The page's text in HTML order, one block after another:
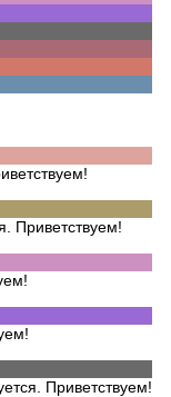
Приветствуем!
Приветствуем!